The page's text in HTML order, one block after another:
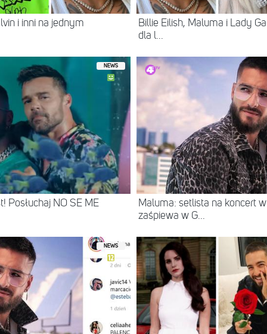
i inni na jednym
Billie Eilish, Maluma i Lady
dla l...
NEWS
Posłuchaj NO SE ME
Maluma: setlista na koncert
zaśpiewa w G...
NEWS